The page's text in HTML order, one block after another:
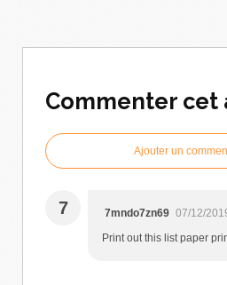
Commenter cet
Ajouter un
7 7mndo7zn69 07/12/
Print out this list paper